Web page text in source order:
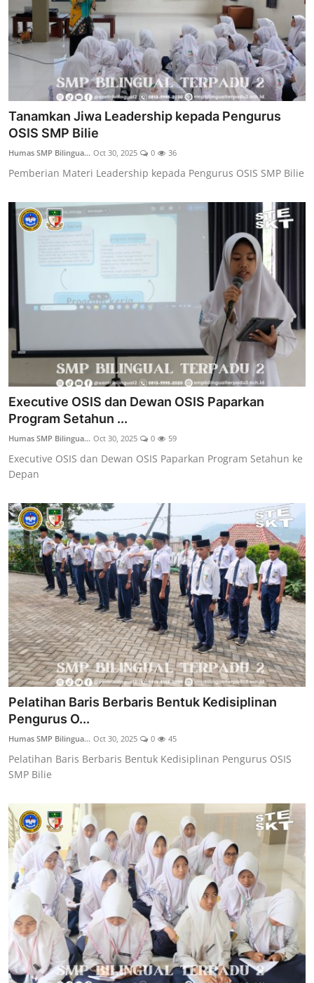
Tanamkan Jiwa Leadership kepada Pengurus
OSIS SMP Bilie
Humas SMP Bilingua... Oct 30, 2025 0 36
Pemberian Materi Leadership kepada Pengurus OSIS SMP Bilie
Executive OSIS dan Dewan OSIS Paparkan
Program Setahun ...
Humas SMP Bilingua... Oct 30, 2025 0 59
Executive OSIS dan Dewan OSIS Paparkan Program Setahun ke
Depan
Pelatihan Baris Berbaris Bentuk Kedisiplinan
Pengurus O...
Humas SMP Bilingua... Oct 30, 2025 0 45
Pelatihan Baris Berbaris Bentuk Kedisiplinan Pengurus OSIS
SMP Bilie